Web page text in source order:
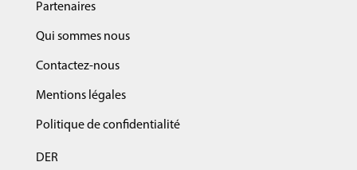
Partenaires
Qui sommes nous
Contactez-nous
Mentions légales
Politique de confidentialité
DER